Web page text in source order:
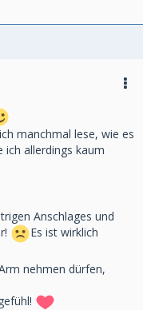
manchmal lese, wie es
ich allerdings kaum
Anschlages und
Es ist wirklich
nehmen dürfen,